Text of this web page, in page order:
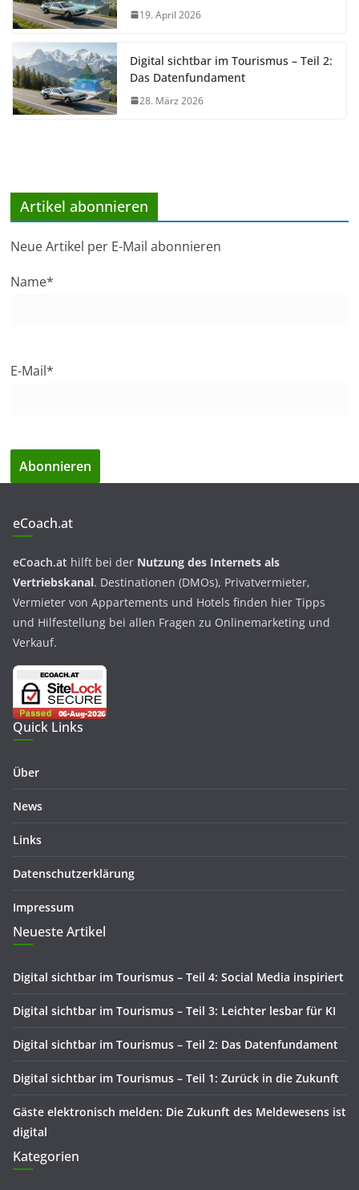
19. April 2026
Digital sichtbar im Tourismus – Teil 2:
Das Datenfundament
28. März 2026
Artikel abonnieren
Neue Artikel per E-Mail abonnieren
Name*
E-Mail*
eCoach.at
eCoach.at hilft bei der Nutzung des Internets als
Vertriebskanal. Destinationen (DMOs), Privatvermieter,
Vermieter von Appartements und Hotels finden hier Tipps
und Hilfestellung bei allen Fragen zu Onlinemarketing und
Verkauf.
Quick Links
Über
News
Links
Datenschutzerklärung
Impressum
Neueste Artikel
Digital sichtbar im Tourismus – Teil 4: Social Media inspiriert
Digital sichtbar im Tourismus – Teil 3: Leichter lesbar für KI
Digital sichtbar im Tourismus – Teil 2: Das Datenfundament
Digital sichtbar im Tourismus – Teil 1: Zurück in die Zukunft
Gäste elektronisch melden: Die Zukunft des Meldewesens ist
digital
Kategorien